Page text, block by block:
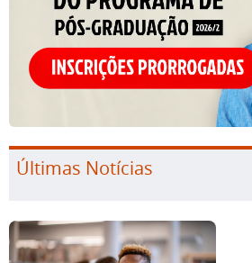
Últimas Notícias